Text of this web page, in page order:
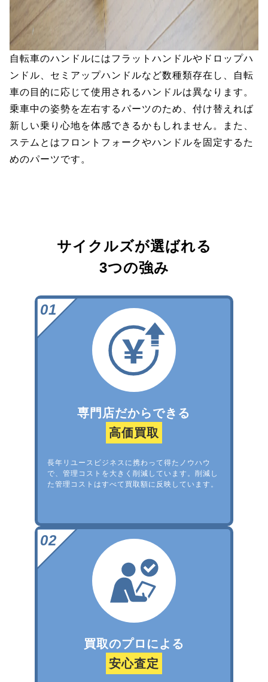
自転車のハンドルにはフラットハンドルやドロップハ
ンドル、セミアップハンドルなど数種類存在し、自転
車の目的に応じて使用されるハンドルは異なります。
乗車中の姿勢を左右するパーツのため、付け替えれば
新しい乗り心地を体感できるかもしれません。また、
ステムとはフロントフォークやハンドルを固定するた
めのパーツです。
サイクルズが選ばれる
3つの強み
専門店だからできる
高価買取
長年リユースビジネスに携わって得たノウハウ
で、管理コストを大きく削減しています。削減し
た管理コストはすべて買取額に反映しています。
買取のプロによる
安心査定